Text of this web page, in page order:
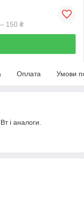
150 ₴
Оплата Умови
і аналоги.